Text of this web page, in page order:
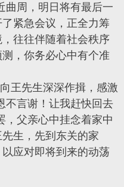
曲周，明日将有最后一
紧急会议，正全力筹
往往伴随着社会秩序
，你务必心中有个准
王先生深深作揖，感激
不言谢！让我赶快回去
，父亲心中挂念着家中
生，先到东关的家
应对即将到来的动荡